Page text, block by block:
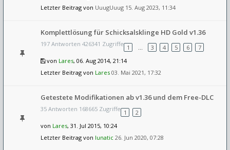
Letzter Beitrag von UuugUuug 15. Aug 2023, 11:34
Komplettlösung für Schicksalsklinge HD Gold v1.36
197 Antworten 426341 Zugriffe 1 … 3 4 5 6
7
von Lares, 06. Aug 2014, 21:14
Letzter Beitrag von Lares 03. Mai 2021, 17:32
Getestete Modifikationen ab v1.36 und dem Free-DLC
35 Antworten 168665 Zugriffe 1
2
von Lares, 31. Jul 2015, 10:24
Letzter Beitrag von lunatic 26. Jun 2020, 07:28